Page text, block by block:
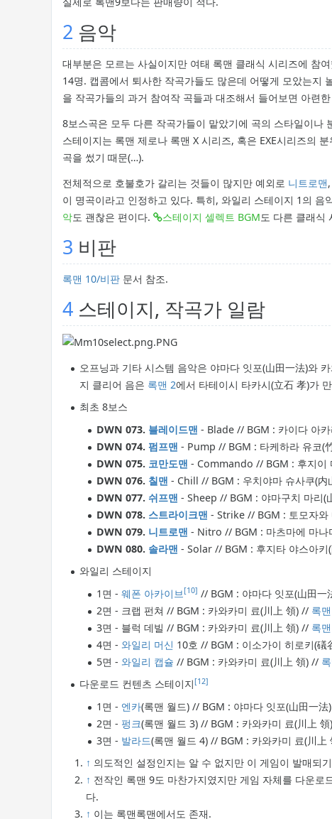
2 음악
대부분은 모르는 사실이지만 여태 록맨 클래식 시리즈에 참
14명. 캡콤에서 퇴사한 작곡가들도 많은데 어떻게 모았는지
을 작곡가들의 과거 참여작 곡들과 대조해서 들어보면 아련
8보스곡은 모두 다른 작곡가들이 맡았기에 곡의 스타일이나
스테이지는 록맨 제로나 록맨 X 시리즈, 혹은 EXE시리즈의
곡을 썼기 때문(…).
전체적으로 호불호가 갈리는 것들이 많지만 예외로 니트로맨,
이 명곡이라고 인정하고 있다. 특히, 와일리 스테이지 1의 음
악도 괜찮은 편이다. 스테이지 셀렉트 BGM도 다른 클래식
3 비판
록맨 10/비판 문서 참조.
4 스테이지, 작곡가 일람
오프닝과 기타 시스템 음악은 야마다 잇포(山田一法)와
지 클리어 음은 록맨 2에서 타테이시 타카시(立石 孝)가
최초 8보스
DWN 073. 블레이드맨 - Blade // BGM : 카이다 아
DWN 074. 펌프맨 - Pump // BGM : 타케하라 유코(
DWN 075. 코만도맨 - Commando // BGM : 후지이
DWN 076. 칠맨 - Chill // BGM : 우치야마 슈사쿠(内
DWN 077. 쉬프맨 - Sheep // BGM : 야마구치 마리(
DWN 078. 스트라이크맨 - Strike // BGM : 토모자와
DWN 079. 니트로맨 - Nitro // BGM : 마츠마에 마나
DWN 080. 솔라맨 - Solar // BGM : 후지타 야스아키
와일리 스테이지
1면 - 웨폰 아카이브[10] // BGM : 야마다 잇포(山田一
2면 - 크랩 펀쳐 // BGM : 카와카미 료(川上 領) // 록
3면 - 블럭 데빌 // BGM : 카와카미 료(川上 領) // 록
4면 - 와일리 머신 10호 // BGM : 이소가이 히로키(礒
5면 - 와일리 캡슐 // BGM : 카와카미 료(川上 領) //
다운로드 컨텐츠 스테이지[12]
1면 - 엔카(록맨 월드) // BGM : 야마다 잇포(山田一法
2면 - 펑크(록맨 월드 3) // BGM : 카와카미 료(川上
3면 - 발라드(록맨 월드 4) // BGM : 카와카미 료(川上
↑ 의도적인 설정인지는 알 수 없지만 이 게임이 발매되
↑ 전작인 록맨 9도 마찬가지였지만 게임 자체를 다운
다.
↑ 이는 록맨록맨에서도 존재.